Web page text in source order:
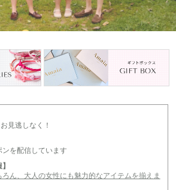
見逃しなく！
を配信しています
ん、大人の女性にも魅力的なアイテムを揃えま